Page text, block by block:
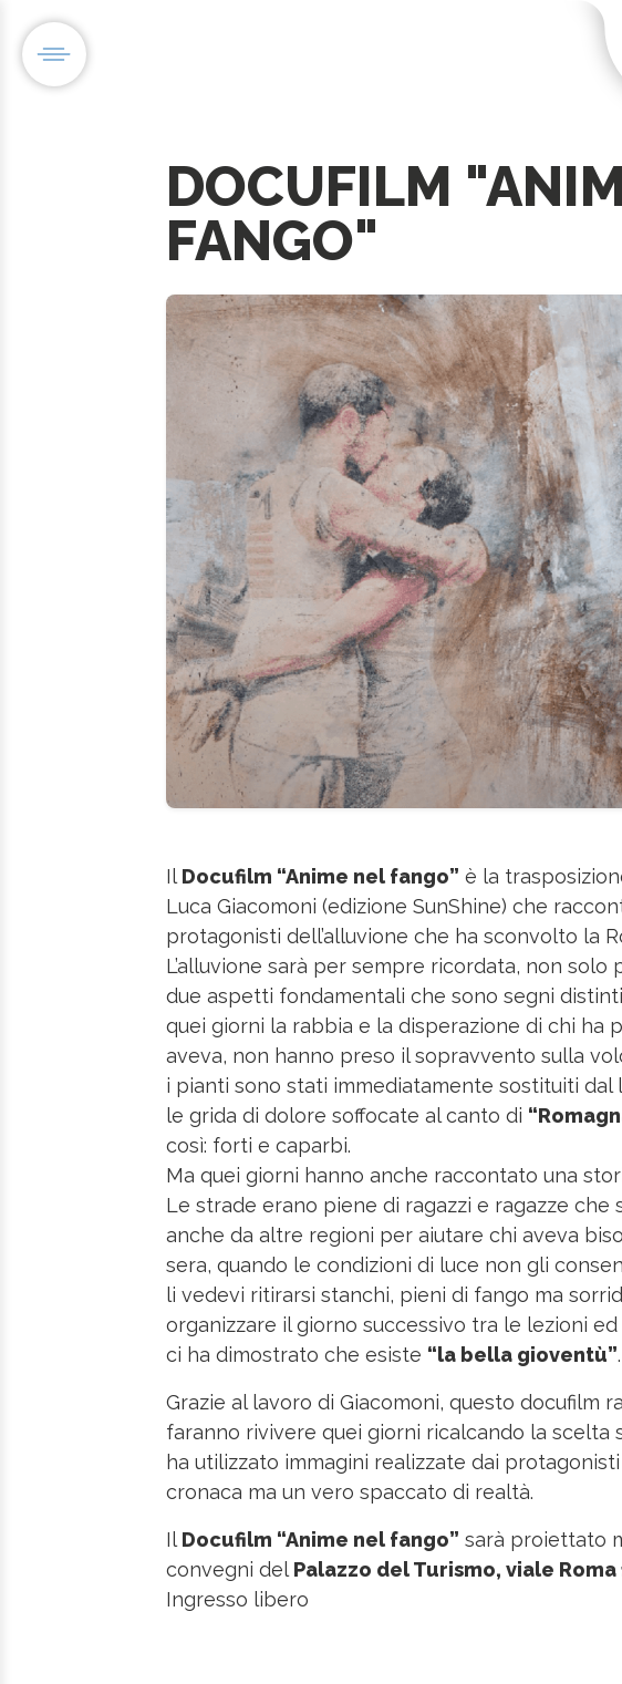
DOCUFILM
FANGO"
Il Docufilm “Anime nel fango” è la
Luca Giacomoni (edizione SunShine) che
protagonisti dell’alluvione che ha sconvolto la
L’alluvione sarà per sempre ricordata, non
due aspetti fondamentali che sono segni
quei giorni la rabbia e la disperazione di chi ha
aveva, non hanno preso il sopravvento sulla
i pianti sono stati immediatamente sostituiti dal
le grida di dolore soffocate al canto di
così: forti e caparbi.
Ma quei giorni hanno anche raccontato una
Le strade erano piene di ragazzi e ragazze
anche da altre regioni per aiutare chi aveva
sera, quando le condizioni di luce non gli
li vedevi ritirarsi stanchi, pieni di fango ma
organizzare il giorno successivo tra le lezioni
ci ha dimostrato che esiste “la bella gioventù”.
Grazie al lavoro di Giacomoni, questo docufilm
faranno rivivere quei giorni ricalcando la scelta
ha utilizzato immagini realizzate dai protagonisti
cronaca ma un vero spaccato di realtà.
Il Docufilm “Anime nel fango” sarà proiettato
convegni del Palazzo del Turismo, viale Roma
Ingresso libero